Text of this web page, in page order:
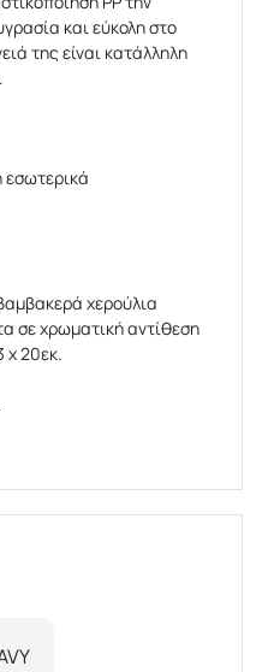
και εύκολη στο
της είναι κατάλληλη
εσωτερικά
χερούλια
σε χρωματική αντίθεση
x 20εκ.